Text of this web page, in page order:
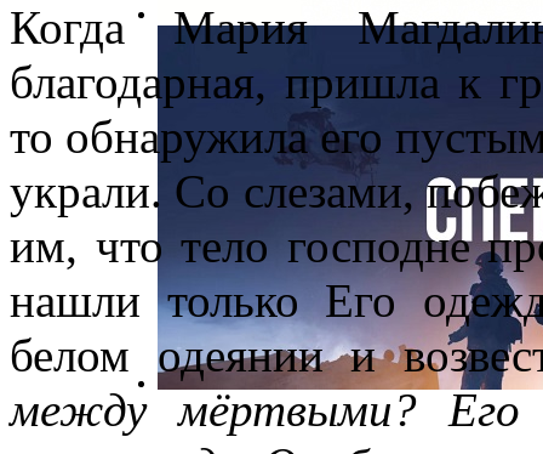
Когда Мария
благодарная, пришла к
то обнаружила его
украли. Со слезами,
им, что тело господне
нашли только Его
белом одеянии и
между мёртвыми? Его